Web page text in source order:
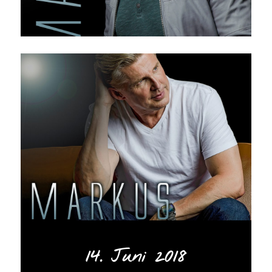
Percussion, gemütlicher Akustikgitarre und
dem gefühlvollen (und doch ernsthaften)
Gesang von Markus eröffnet wird. Eine
wundervolle Ballade! „Ist doch schon mal ein
Anfang“ wiederum ist geprägt von einem
treibenden E-Gitarren-Auftakt, der die
Geschwindigkeit etwas erhöht und so ganz
dynamisch die Stimmung des Hörers
transportiert. Der Refrain dieses Songs ist ein
absoluter Ohrwurm und wird von Markus
sehr charakteristisch locker rübergebracht –
einfach ein Titel, der ihm wie auf den Leib
geschrieben ist.
Von einer sehr groovigen Rhythmik lebt „Ich
weiß, was ich weiß“. Markus schafft es mit
locker neben den großen deutschen Radio-
14. Juni 2018